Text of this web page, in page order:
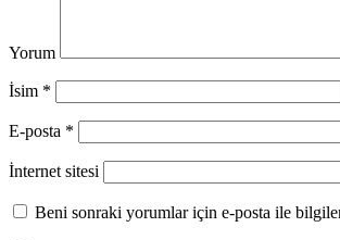
Yorum
İsim *
E-posta *
İnternet sitesi
Beni sonraki yorumlar için e-posta ile